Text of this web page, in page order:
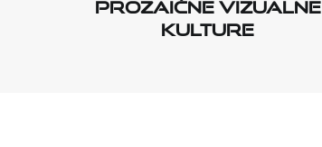
kulture